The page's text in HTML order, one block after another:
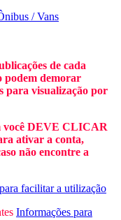
/ Vans
de cada
podem demorar
para visualização por
você DEVE CLICAR
ativar a conta,
não encontre a
facilitar a utilização
Informações para